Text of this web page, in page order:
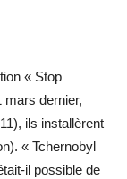
« Stop
mars dernier,
ils installèrent
« Tchernobyl
il possible de